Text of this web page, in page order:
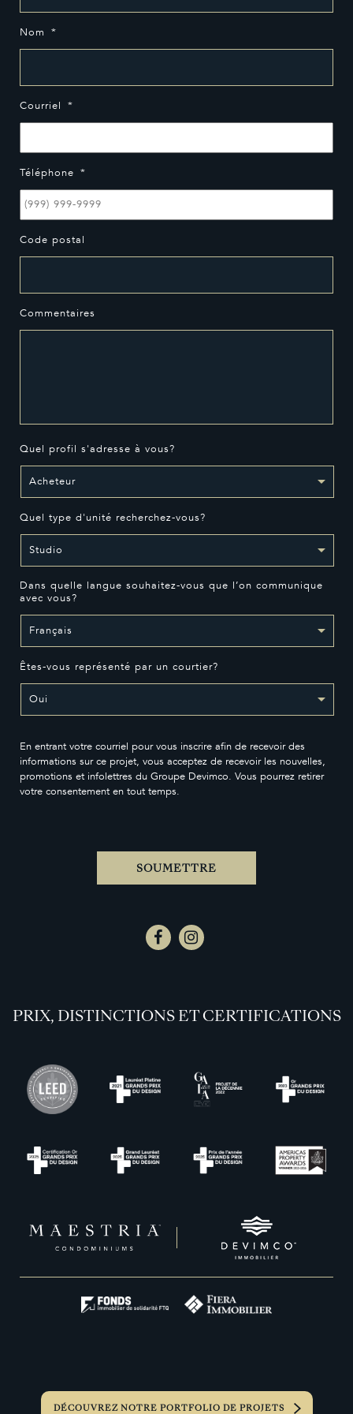
Nom *
Courriel *
Téléphone *
Code postal
Commentaires
Quel profil s'adresse à vous?
Quel type d'unité recherchez-vous?
Dans quelle langue souhaitez-vous que l’on communique
avec vous?
Êtes-vous représenté par un courtier?
En entrant votre courriel pour vous inscrire afin de recevoir des
informations sur ce projet, vous acceptez de recevoir les nouvelles,
promotions et infolettres du Groupe Devimco. Vous pourrez retirer
votre consentement en tout temps.
SOUMETTRE
PRIX, DISTINCTIONS ET CERTIFICATIONS
DÉCOUVREZ NOTRE PORTFOLIO DE PROJETS